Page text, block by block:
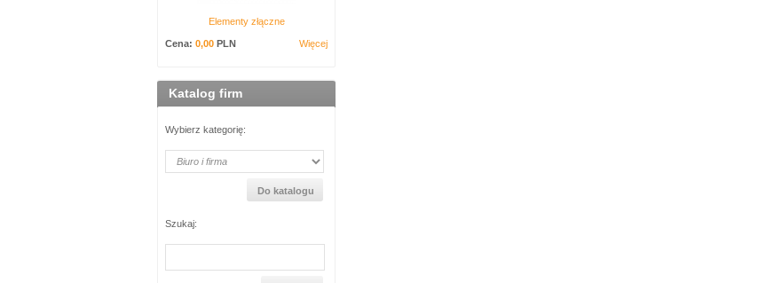
Elementy złączne
Cena: 0,00 PLN Więcej
Katalog firm
Wybierz kategorię:
Szukaj: